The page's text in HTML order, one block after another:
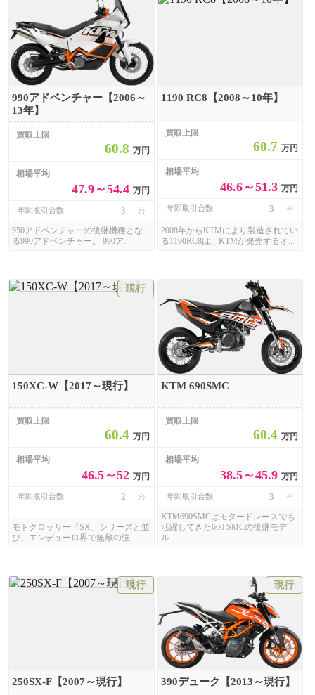
990アドベンチャー【2006～
13年】
買取上限
60.8 万円
相場平均
47.9～54.4 万円
年間取引台数 3 台
950アドベンチャーの後継機種とな
る990アドベンチャー。 990ア...
1190 RC8【2008～10年】
買取上限
60.7万円
相場平均
46.6～51.3万円
年間取引台数 3 台
2008年からKTMにより製造されてい
る1190RC8は、KTMが発売するオ...
現行
150XC-W【2017～現行】
買取上限
60.4 万円
相場平均
46.5～52 万円
年間取引台数 2 台
モトクロッサー「SX」シリーズと並
び、エンデューロ界で無敵の強...
KTM 690SMC
買取上限
60.4万円
相場平均
38.5～45.9万円
年間取引台数 3 台
KTM690SMCはモタードレースでも
活躍してきた660 SMCの後継モデ
ル...
現行
250SX-F【2007～現行】
現行
390デューク【2013～現行】